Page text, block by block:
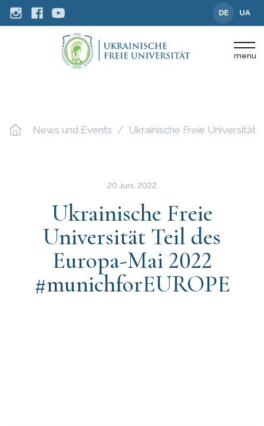
DE UA
menu
News und Events Ukrainische Freie Universität
20 Juni, 2022
Ukrainische Freie
Universität Teil des
Europa-Mai 2022
#munichforEUROPE